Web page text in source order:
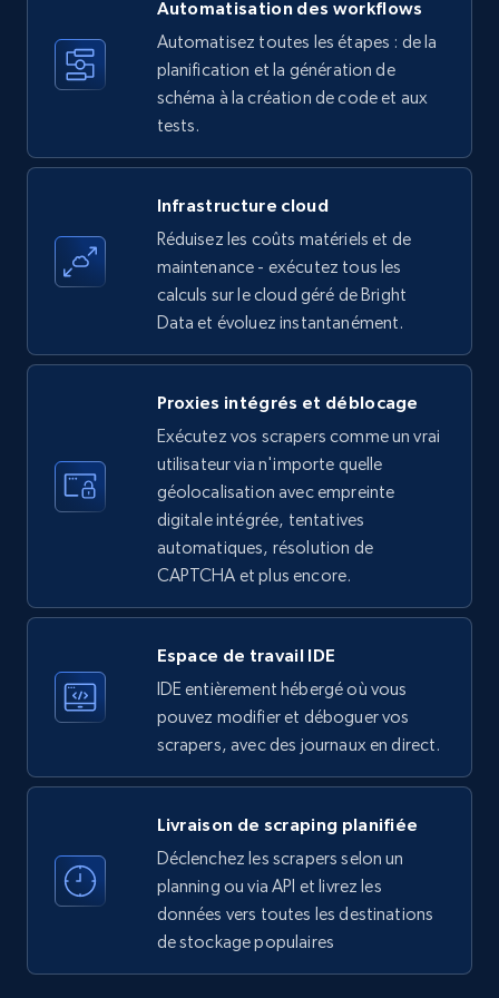
35.3K+ 5.7K+ Essai gratuit
upc numbers
Title, Seller name, Brand, Description, Initial
price, Currency, Availability, Reviews count, and
more.
LinkedIn company information
ID, Name, Country code, Locations, Followers,
Employees in linkedin, About, Specialties, and
Instagram - Profiles
Account, Fbid, ID, Followers, Posts count, Is
verified, and more.
22.4K+ 3.5K+ Essai gratuit
Automatisation des workflows
Automatisez toutes les étapes : de la
planification et la génération de
schéma à la création de code et aux
tests.
Infrastructure cloud
Réduisez les coûts matériels et de
maintenance - exécutez tous les
calculs sur le cloud géré de Bright
Data et évoluez instantanément.
Proxies intégrés et déblocage
Exécutez vos scrapers comme un vrai
utilisateur via n'importe quelle
géolocalisation avec empreinte
digitale intégrée, tentatives
automatiques, résolution de
CAPTCHA et plus encore.
Espace de travail IDE
IDE entièrement hébergé où vous
pouvez modifier et déboguer vos
scrapers, avec des journaux en direct.
Livraison de scraping planifiée
Déclenchez les scrapers selon un
planning ou via API et livrez les
données vers toutes les destinations
de stockage populaires